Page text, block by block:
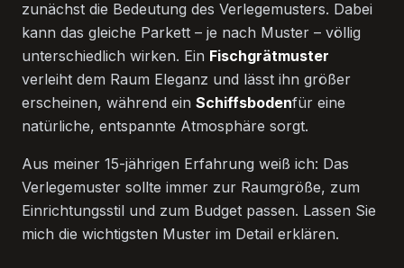
zunächst die Bedeutung des Verlegemusters. Dabei
kann das gleiche Parkett – je nach Muster – völlig
unterschiedlich wirken. Ein Fischgrätmuster
verleiht dem Raum Eleganz und lässt ihn größer
erscheinen, während ein Schiffsbodenfür eine
natürliche, entspannte Atmosphäre sorgt.
Aus meiner 15-jährigen Erfahrung weiß ich: Das
Verlegemuster sollte immer zur Raumgröße, zum
Einrichtungsstil und zum Budget passen. Lassen Sie
mich die wichtigsten Muster im Detail erklären.